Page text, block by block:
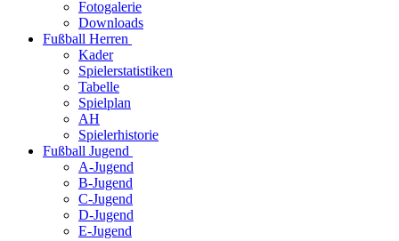
Fotogalerie
Downloads
Fußball Herren
Kader
Spielerstatistiken
Tabelle
Spielplan
AH
Spielerhistorie
Fußball Jugend
A-Jugend
B-Jugend
C-Jugend
D-Jugend
E-Jugend